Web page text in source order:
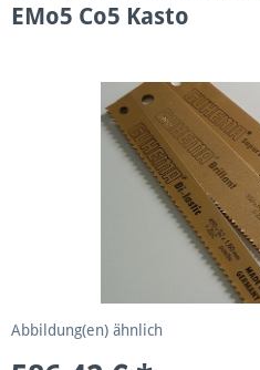
EMo5 Co5 Kasto
Abbildung(en) ähnlich